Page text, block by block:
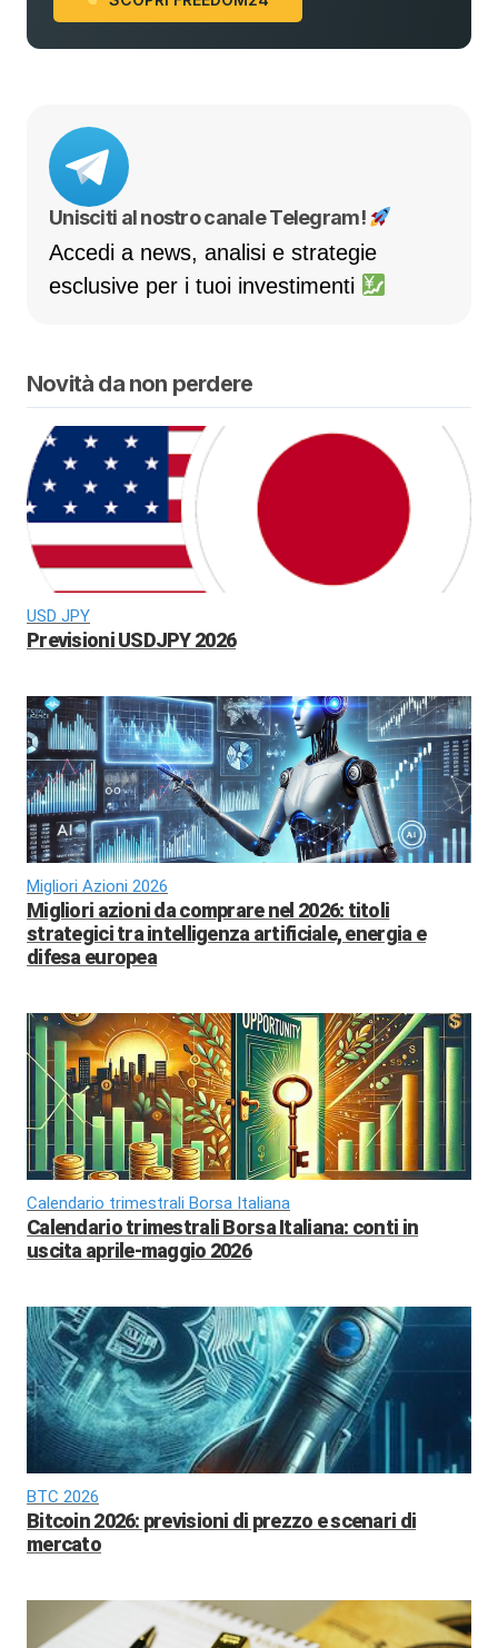
Unisciti al nostro canale Telegram!
Accedi a news, analisi e strategie
esclusive per i tuoi investimenti
Novità da non perdere
USD JPY
Previsioni USDJPY 2026
Migliori Azioni 2026
Migliori azioni da comprare nel 2026: titoli
strategici tra intelligenza artificiale, energia e
difesa europea
Calendario trimestrali Borsa Italiana
Calendario trimestrali Borsa Italiana: conti in
uscita aprile-maggio 2026
BTC 2026
Bitcoin 2026: previsioni di prezzo e scenari di
mercato